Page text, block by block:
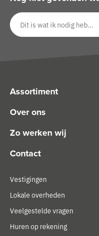
Zoeken op website
Assortiment
Over ons
Zo werken wij
Contact
Vestigingen
Lokale overheden
Veelgestelde vragen
Huren op rekening